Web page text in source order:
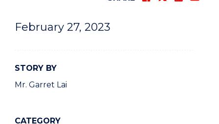
February 27, 2023
STORY BY
Mr. Garret Lai
CATEGORY